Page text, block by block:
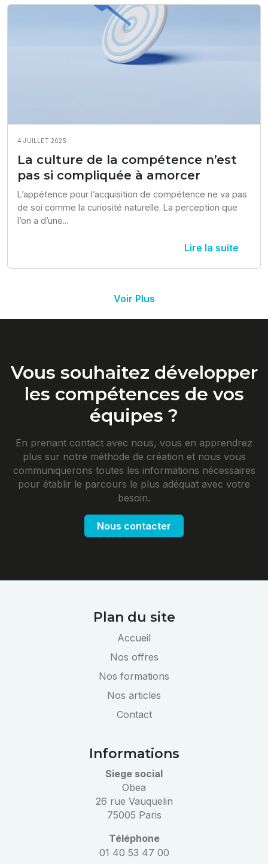
4 JUILLET 2025
La culture de la compétence n’est
pas si compliquée à amorcer
L’appétence pour l’acquisition de compétence ne va pas
de soi comme la curiosité naturelle. La perception que
l’on a d’une...
Lire la suite
Voir Plus
Vous souhaitez développer
les compétences de vos
équipes ?
En prenant contact avec nous, vous en apprendrez
plus sur notre méthode de création et nous vous
communiquerons toutes les informations nécessaires
pour établir le parcours le plus adéquat avec votre
besoin.
Nous contacter
Plan du site
Accueil
Nos offres
Nos formations
Nos articles
Contact
Informations
Siege social
Obea
26 rue Vauquelin
75005 Paris
Téléphone
01 40 53 47 00